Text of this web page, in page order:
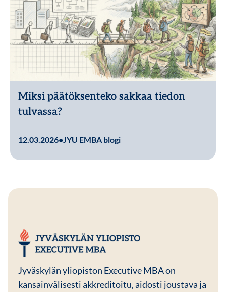
Miksi päätöksenteko sakkaa tiedon
tulvassa?
12.03.2026• JYU EMBA blogi
Jyväskylän yliopiston Executive MBA on
kansainvälisesti akkreditoitu, aidosti joustava ja